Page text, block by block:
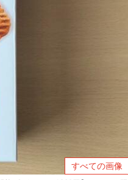
すべての画像